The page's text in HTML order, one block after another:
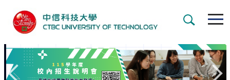
要
內
容